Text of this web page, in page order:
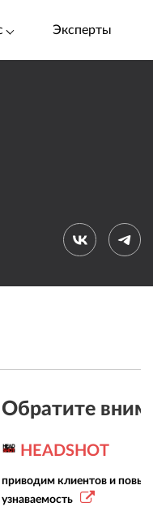
Эксперты
Обратите
HEADSHOT
приводим клиентов и
узнаваемость